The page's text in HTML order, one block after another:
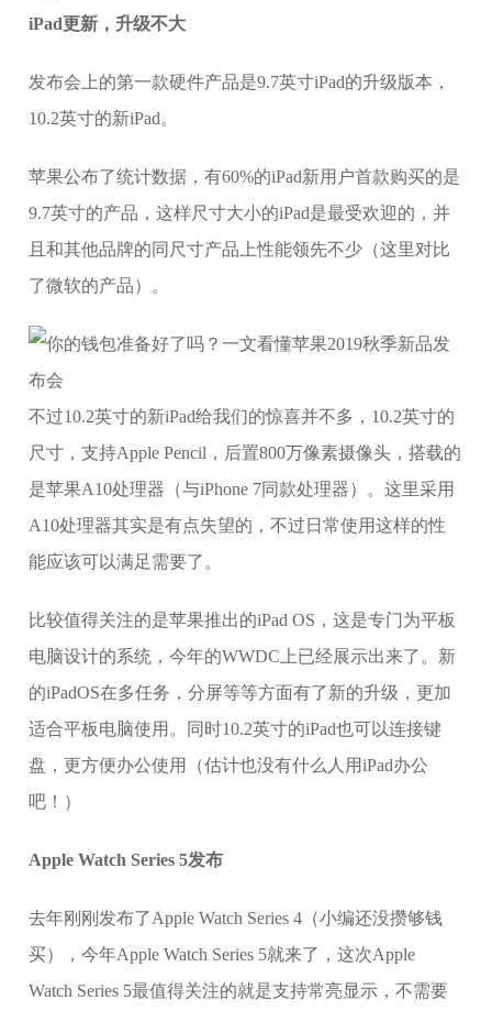
iPad更新，升级不大
发布会上的第一款硬件产品是9.7英寸iPad的升级版本，
10.2英寸的新iPad。
苹果公布了统计数据，有60%的iPad新用户首款购买的是
9.7英寸的产品，这样尺寸大小的iPad是最受欢迎的，并
且和其他品牌的同尺寸产品上性能领先不少（这里对比
了微软的产品）。
不过10.2英寸的新iPad给我们的惊喜并不多，10.2英寸的
尺寸，支持Apple Pencil，后置800万像素摄像头，搭载的
是苹果A10处理器（与iPhone 7同款处理器）。这里采用
A10处理器其实是有点失望的，不过日常使用这样的性
能应该可以满足需要了。
比较值得关注的是苹果推出的iPad OS，这是专门为平板
电脑设计的系统，今年的WWDC上已经展示出来了。新
的iPadOS在多任务，分屏等等方面有了新的升级，更加
适合平板电脑使用。同时10.2英寸的iPad也可以连接键
盘，更方便办公使用（估计也没有什么人用iPad办公
吧！）
Apple Watch Series 5发布
去年刚刚发布了Apple Watch Series 4（小编还没攒够钱
买），今年Apple Watch Series 5就来了，这次Apple
Watch Series 5最值得关注的就是支持常亮显示，不需要